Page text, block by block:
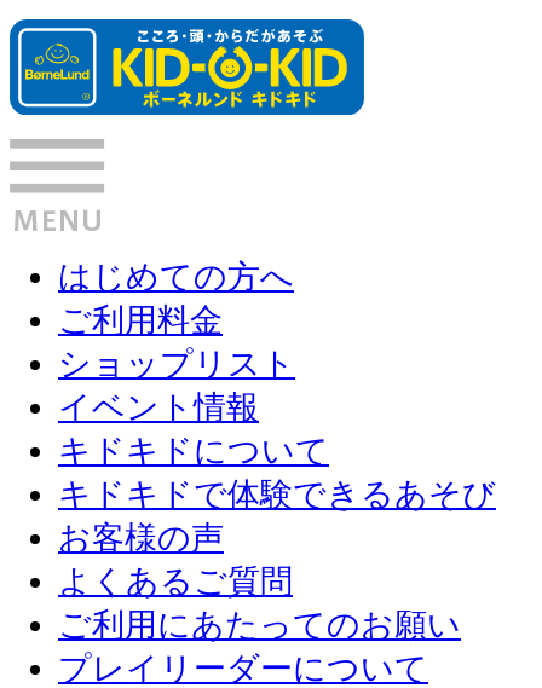
はじめての方へ
ご利用料金
ショップリスト
イベント情報
キドキドについて
キドキドで体験できるあそび
お客様の声
よくあるご質問
ご利用にあたってのお願い
プレイリーダーについて